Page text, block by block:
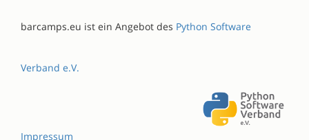
barcamps.eu ist ein Angebot des Python Software
Verband e.V.
Impressum